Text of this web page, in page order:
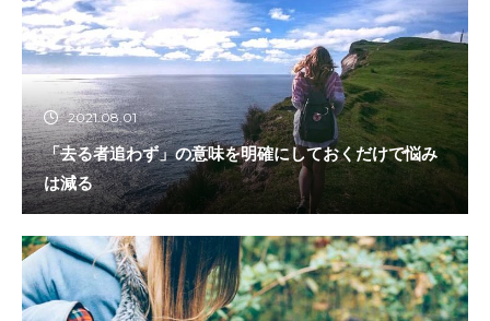
2021.08.01
「去る者追わず」の意味を明確にしておくだけで悩み
は減る